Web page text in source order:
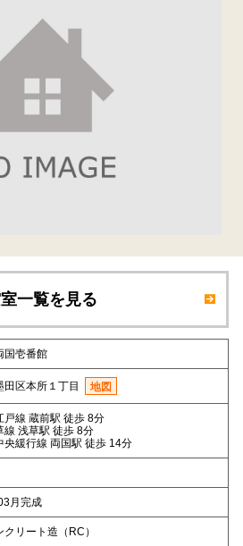
一覧を見る
国壱番館
田区本所１丁目 地図
戸線 蔵前駅 徒歩 8分
線 浅草駅 徒歩 8分
央緩行線 両国駅 徒歩 14分
月完成
クリート造（RC）